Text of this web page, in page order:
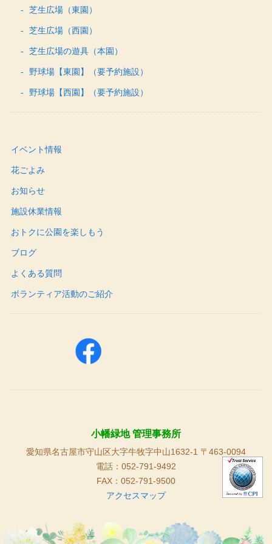
芝生広場（東園）
芝生広場（西園）
芝生広場の遊具（本園）
野球場【東園】（要予約施設）
野球場【西園】（要予約施設）
イベント情報
花ごよみ
お知らせ
施設休業情報
おトクに公園を楽しもう
ブログ
よくある質問
ボランティア活動のご紹介
小幡緑地 管理事務所
愛知県名古屋市守山区大字牛牧字中山1632-1 〒463-0094
電話：052-791-9492
FAX：052-791-9500
アクセスマップ